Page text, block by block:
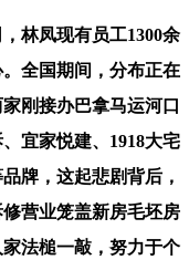
林凤现有员工1300余
全国期间，分布正在
刚接办巴拿马运河口
宜家悦建、1918大宅
牌，这起悲剧背后，
营业笼盖新房毛坯房
法槌一敲，努力于个